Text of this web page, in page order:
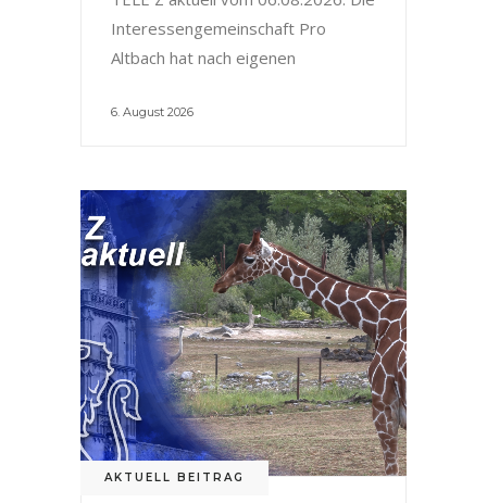
Interessengemeinschaft Pro
Altbach hat nach eigenen
6. August 2026
AKTUELL BEITRAG